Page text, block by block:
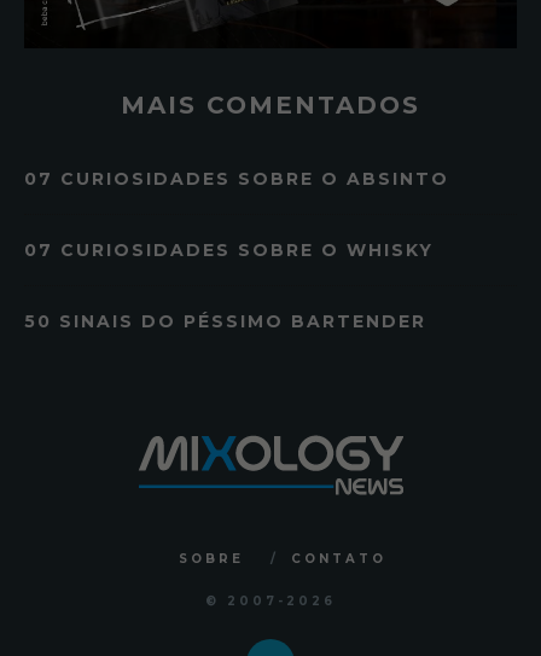
MAIS COMENTADOS
07 CURIOSIDADES SOBRE O ABSINTO
07 CURIOSIDADES SOBRE O WHISKY
50 SINAIS DO PÉSSIMO BARTENDER
SOBRE CONTATO
© 2007 -2026